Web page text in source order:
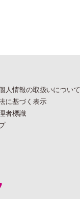
人情報の取扱いについて
に基づく表示
者標識